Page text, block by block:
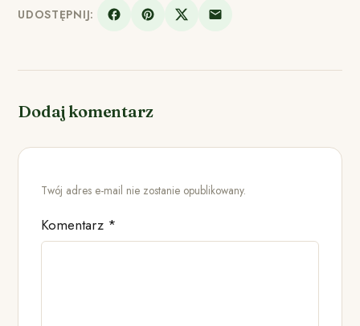
UDOSTĘPNIJ:
Dodaj komentarz
Twój adres e-mail nie zostanie opublikowany.
Komentarz *